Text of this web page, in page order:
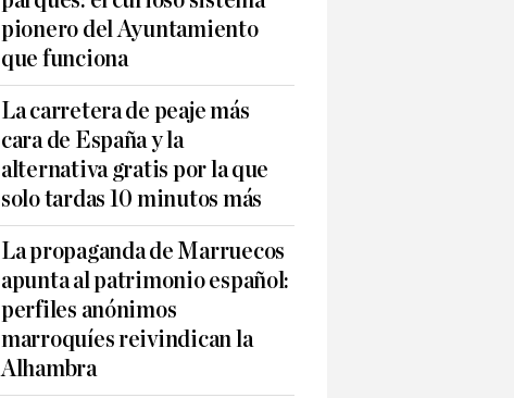
pionero del Ayuntamiento
que funciona
La carretera de peaje más
cara de España y la
alternativa gratis por la que
solo tardas 10 minutos más
La propaganda de Marruecos
apunta al patrimonio español:
perfiles anónimos
marroquíes reivindican la
Alhambra